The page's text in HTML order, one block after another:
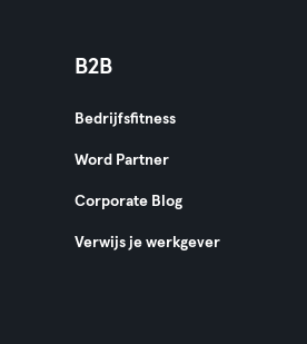
B2B
Bedrijfsfitness
Word Partner
Corporate Blog
Verwijs je werkgever